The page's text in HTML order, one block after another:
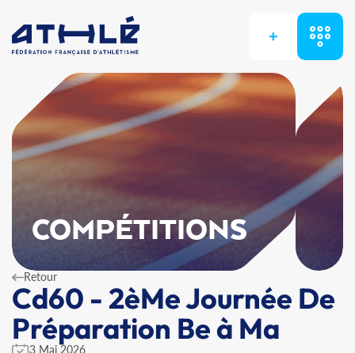
+
COMPÉTITIONS
Retour
Cd60 - 2èMe Journée De
Préparation Be à Ma
3 Mai 2026